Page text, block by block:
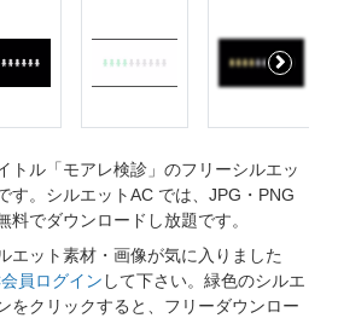
トル「モアレ検診」のフリーシルエッ
す。シルエットAC では、JPG・PNG
料でダウンロードし放題です。
エット素材・画像が気に入りました
員ログイン して下さい。緑色のシルエ
をクリックすると、フリーダウンロー